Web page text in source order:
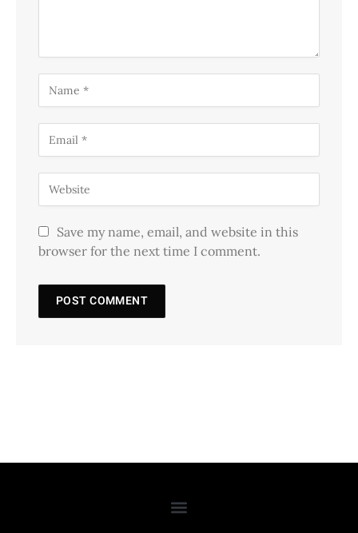
Save my name, email, and website in this
browser for the next time I comment.